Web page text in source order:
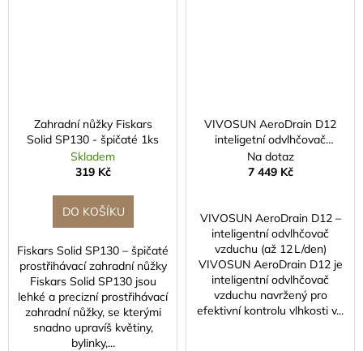
Zahradní nůžky Fiskars
Solid SP130 - špičaté 1ks
Skladem
319 Kč
DO KOŠÍKU
Fiskars Solid SP130 – špičaté
prostřihávací zahradní nůžky
Fiskars Solid SP130 jsou
lehké a precizní prostřihávací
zahradní nůžky, se kterými
snadno upravíš květiny,
bylinky,...
VIVOSUN AeroDrain D12
inteligetní odvlhčovač
vzduchu, 12L
Na dotaz
7 449 Kč
VIVOSUN AeroDrain D12 –
inteligentní odvlhčovač
vzduchu (až 12 L/den)
VIVOSUN AeroDrain D12 je
inteligentní odvlhčovač
vzduchu navržený pro
efektivní kontrolu vlhkosti v...